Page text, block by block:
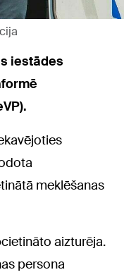
iestādes
meklēšanas
aizturēja.
persona